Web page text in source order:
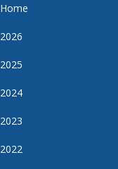
Home
2026
2025
2024
2023
2022